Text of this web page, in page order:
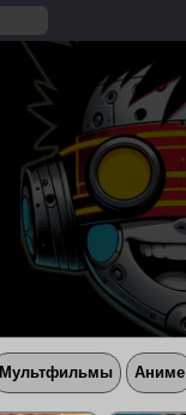
Мультфильмы Аниме